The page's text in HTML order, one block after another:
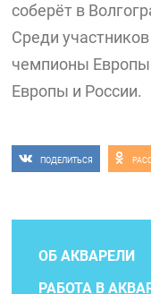
соберёт в
Среди
чемпионы Европы
Европы и России.
ПОДЕЛИТЬСЯ
ОБ АКВАРЕЛИ
РАБОТА В